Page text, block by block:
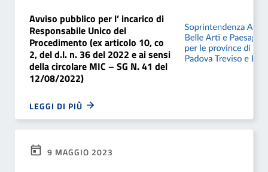
Avviso pubblico per l’ incarico di
Responsabile Unico del
Procedimento (ex articolo 10, co
2, del d.l. n. 36 del 2022 e ai sensi
della circolare MIC – SG N. 41 del
12/08/2022)
LEGGI DI PIÙ
9 MAGGIO 2023